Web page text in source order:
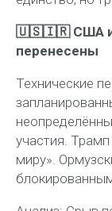
🇺🇸🇮🇷 США и
перенесены
Технические
участия.
миру».